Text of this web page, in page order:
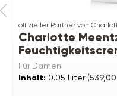
offizieller Partner von
Charlotte
Für Damen
Inhalt: 0.05 Liter